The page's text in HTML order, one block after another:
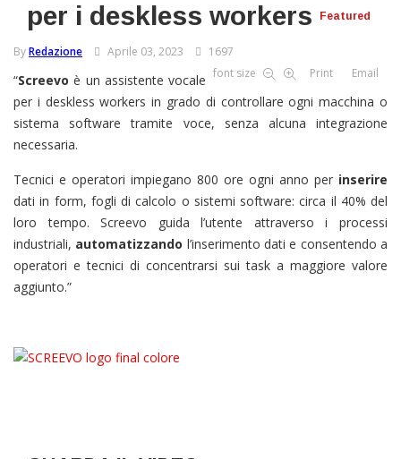
per i deskless workers
Featured
ByRedazione Aprile 03, 2023
1697
font size
Print Email
“Screevo è un assistente vocale
per i deskless workers in grado di controllare ogni macchina o
sistema software tramite voce, senza alcuna integrazione
necessaria.
Tecnici e operatori impiegano 800 ore ogni anno per inserire
dati in form, fogli di calcolo o sistemi software: circa il 40% del
loro tempo. Screevo guida l’utente attraverso i processi
industriali, automatizzando l’inserimento dati e consentendo a
operatori e tecnici di concentrarsi sui task a maggiore valore
aggiunto.”